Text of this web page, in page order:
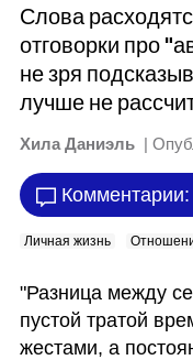
Слова
отговорки про
не зря
лучше не
Хила Даниэль |
Комментарии:
Личная жизнь
"Разница между
пустой тратой
жестами, а